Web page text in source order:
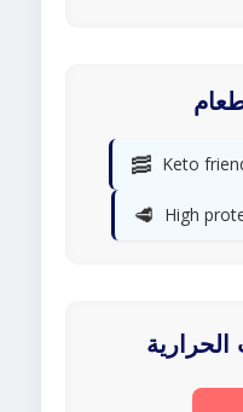
🥓 Keto
🥩 High